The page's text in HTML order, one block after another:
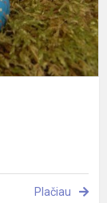
Plačiau